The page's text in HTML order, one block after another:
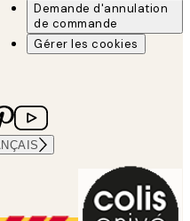
Demande d'annulation
de commande
Gérer les cookies